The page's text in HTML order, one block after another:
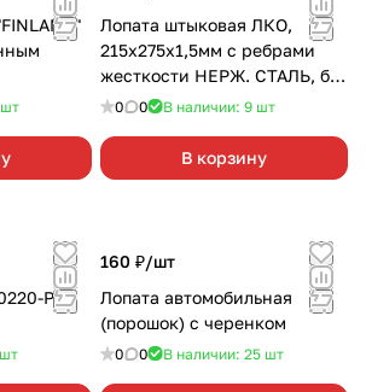
шт
Лопата штыковая ЛКО,
215х275х1,5мм с ребрами
жесткости НЕРЖ. СТАЛЬ, б/
ч, тулейка d 40
0 0 В наличии: 9 шт
В корзину
Р d
шт
160 ₽/шт
Лопата автомобильная
(порошок) с черенком
0 0 В наличии: 25 шт